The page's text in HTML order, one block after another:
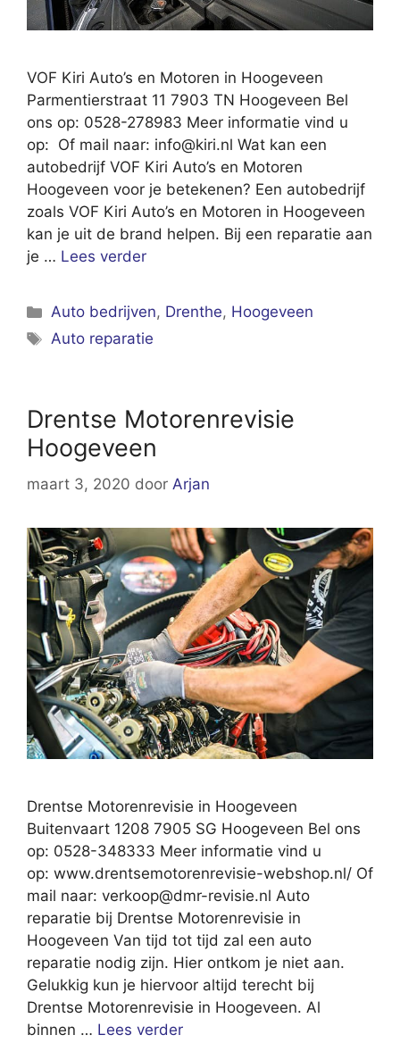
VOF Kiri Auto’s en Motoren in Hoogeveen
Parmentierstraat 11 7903 TN Hoogeveen Bel
ons op: 0528-278983 Meer informatie vind u
op: Of mail naar: info@kiri.nl Wat kan een
autobedrijf VOF Kiri Auto’s en Motoren
Hoogeveen voor je betekenen? Een autobedrijf
zoals VOF Kiri Auto’s en Motoren in Hoogeveen
kan je uit de brand helpen. Bij een reparatie aan
je … Lees verder
Categorieën
Auto bedrijven, Drenthe, Hoogeveen
Tags
Auto reparatie
Drentse Motorenrevisie
Hoogeveen
maart 3, 2020 door Arjan
Drentse Motorenrevisie in Hoogeveen
Buitenvaart 1208 7905 SG Hoogeveen Bel ons
op: 0528-348333 Meer informatie vind u
op: www.drentsemotorenrevisie-webshop.nl/ Of
mail naar: verkoop@dmr-revisie.nl Auto
reparatie bij Drentse Motorenrevisie in
Hoogeveen Van tijd tot tijd zal een auto
reparatie nodig zijn. Hier ontkom je niet aan.
Gelukkig kun je hiervoor altijd terecht bij
Drentse Motorenrevisie in Hoogeveen. Al
binnen … Lees verder